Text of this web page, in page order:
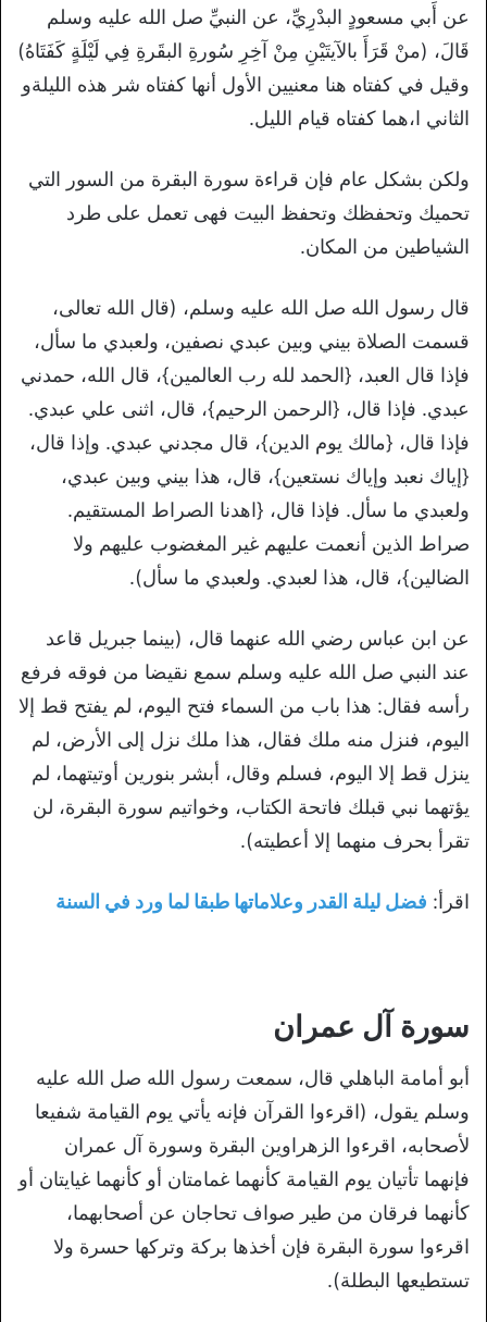
عن أَبي مسعودٍ البدْرِيِّ، عن النبيِّ صل الله عليه وسلم
قَالَ، (منْ قَرَأَ بالآيتَيْنِ مِنْ آخِرِ سُورةِ البقَرةِ فِي لَيْلَةٍ كَفَتَاهُ)
وقيل في كفتاه هنا معنيين الأول أنها كفتاه شر هذه الليلةو
الثاني ا،هما كفتاه قيام الليل.
ولكن بشكل عام فإن قراءة سورة البقرة من السور التي
تحميك وتحفظك وتحفظ البيت فهى تعمل على طرد
الشياطين من المكان.
قال رسول الله صل الله عليه وسلم، (قال الله تعالى،
قسمت الصلاة بيني وبين عبدي نصفين، ولعبدي ما سأل،
فإذا قال العبد، {الحمد لله رب العالمين}، قال الله، حمدني
عبدي. فإذا قال، {الرحمن الرحيم}، قال، اثنى علي عبدي.
فإذا قال، {مالك يوم الدين}، قال مجدني عبدي. وإذا قال،
{إياك نعبد وإياك نستعين}، قال، هذا بيني وبين عبدي،
ولعبدي ما سأل. فإذا قال، {اهدنا الصراط المستقيم.
صراط الذين أنعمت عليهم غير المغضوب عليهم ولا
الضالين}، قال، هذا لعبدي. ولعبدي ما سأل).
عن ابن عباس رضي الله عنهما قال، (بينما جبريل قاعد
عند النبي صل الله عليه وسلم سمع نقيضا من فوقه فرفع
رأسه فقال: هذا باب من السماء فتح اليوم، لم يفتح قط إلا
اليوم، فنزل منه ملك فقال، هذا ملك نزل إلى الأرض، لم
ينزل قط إلا اليوم، فسلم وقال، أبشر بنورين أوتيتهما، لم
يؤتهما نبي قبلك فاتحة الكتاب، وخواتيم سورة البقرة، لن
تقرأ بحرف منهما إلا أعطيته).
اقرأ: فضل ليلة القدر وعلاماتها طبقا لما ورد في السنة
سورة آل عمران
أبو أمامة الباهلي قال، سمعت رسول الله صل الله عليه
وسلم يقول، (اقرءوا القرآن فإنه يأتي يوم القيامة شفيعا
لأصحابه، اقرءوا الزهراوين البقرة وسورة آل عمران
فإنهما تأتيان يوم القيامة كأنهما غمامتان أو كأنهما غيايتان أو
كأنهما فرقان من طير صواف تحاجان عن أصحابهما،
اقرءوا سورة البقرة فإن أخذها بركة وتركها حسرة ولا
تستطيعها البطلة).